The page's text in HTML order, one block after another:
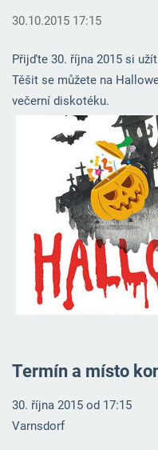
30.10.2015 17:15
Přijďte 30. října 2015 si
Těšit se můžete na
večerní diskotéku.
Termín a místo
30. října 2015 od 17:15
Varnsdorf